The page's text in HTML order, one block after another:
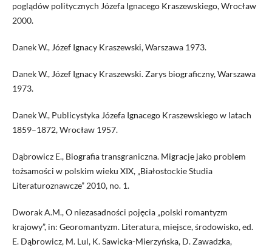
poglądów politycznych Józefa Ignacego Kraszewskiego, Wrocław
2000.
Danek W., Józef Ignacy Kraszewski, Warszawa 1973.
Danek W., Józef Ignacy Kraszewski. Zarys biograficzny, Warszawa
1973.
Danek W., Publicystyka Józefa Ignacego Kraszewskiego w latach
1859–1872, Wrocław 1957.
Dąbrowicz E., Biografia transgraniczna. Migracje jako problem
tożsamości w polskim wieku XIX, „Białostockie Studia
Literaturoznawcze” 2010, no. 1.
Dworak A.M., O niezasadności pojęcia „polski romantyzm
krajowy”, in: Georomantyzm. Literatura, miejsce, środowisko, ed.
E. Dąbrowicz, M. Lul, K. Sawicka-Mierzyńska, D. Zawadzka,